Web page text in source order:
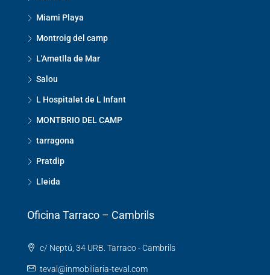
Miami Playa
Montroig del camp
L'Ametlla de Mar
Salou
L Hospitalet de L Infant
MONTBRIO DEL CAMP
tarragona
Pratdip
Lleida
Oficina Tarraco – Cambrils
c/ Neptú, 34 URB. Tarraco - Cambrils
teval@inmobiliaria-teval.com